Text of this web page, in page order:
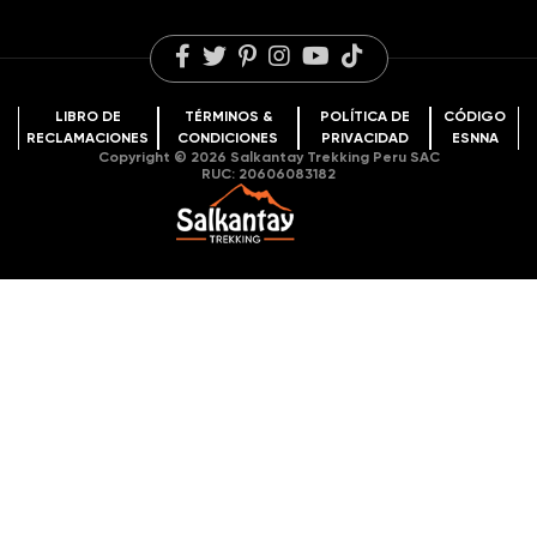
Copyright © 2026 Salkantay Trekking Peru SAC
RUC: 20606083182
LIBRO DE
RECLAMACIONES
TÉRMINOS &
CONDICIONES
POLÍTICA DE
PRIVACIDAD
CÓDIGO
ESNNA